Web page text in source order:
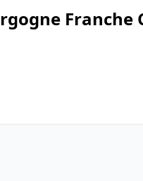
Franche